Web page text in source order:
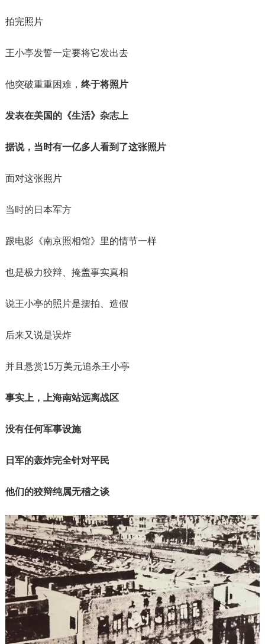
拍完照片
王小亭发誓一定要将它发出去
他突破重重困难， 终于将照片
发表在美国的《生活》杂志上
据说，当时有一亿多人看到了这张照片
面对这张照片
当时的日本军方
跟电影《南京照相馆》里的情节一样
也是极力狡辩、掩盖事实真相
说王小亭的照片是摆拍、造假
后来又说是误炸
并且悬赏15万美元追杀王小亭
事实上，上海南站远离战区
没有任何军事设施
日军的轰炸完全针对平民
他们的狡辩纯属无稽之谈